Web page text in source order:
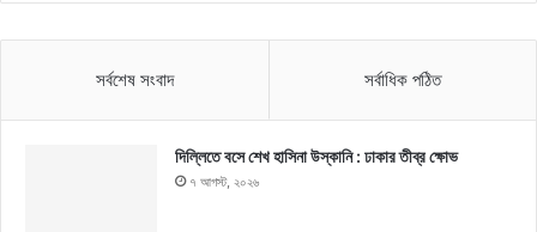
সর্বশেষ সংবাদ সর্বাধিক পঠিত
দিল্লিতে বসে শেখ হাসিনা উস্কানি : ঢাকার তীব্র ক্ষোভ
৭ আগস্ট, ২০২৬